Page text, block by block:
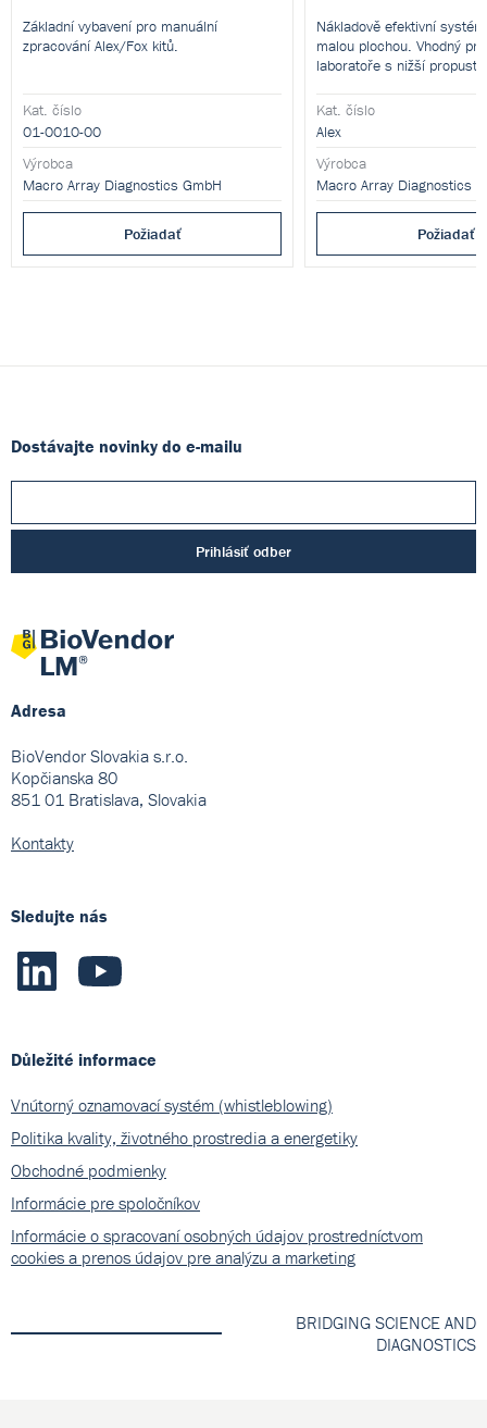
Základní vybavení pro manuální
zpracování Alex/Fox kitů.
Kat. číslo
01-0010-00
Výrobca
Macro Array Diagnostics GmbH
Požiadať
Nákladově efektivní
malou plochou. Vhodný
laboratoře s nižší
Kat. číslo
Alex
Výrobca
Macro Array Diagnostics
Požiadať
Dostávajte novinky do e-mailu
Prihlásiť odber
Adresa
BioVendor Slovakia s.r.o.
Kopčianska 80
851 01 Bratislava, Slovakia
Kontakty
Sledujte nás
Důležité informace
Vnútorný oznamovací systém (whistleblowing)
Politika kvality, životného prostredia a energetiky
Obchodné podmienky
Informácie pre spoločníkov
Informácie o spracovaní osobných údajov prostredníctvom
cookies a prenos údajov pre analýzu a marketing
BRIDGING SCIENCE AND
DIAGNOSTICS